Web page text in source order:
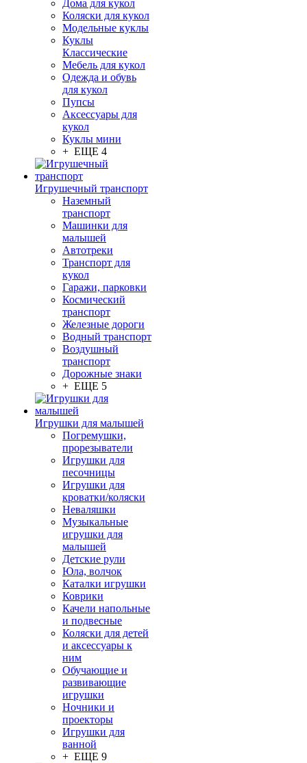
Дома для кукол
Коляски для кукол
Модельные куклы
Куклы
Классические
Мебель для кукол
Одежда и обувь
для кукол
Пупсы
Аксессуары для
кукол
Куклы мини
+ ЕЩЕ 4
Игрушечный транспорт
Наземный
транспорт
Машинки для
малышей
Автотреки
Транспорт для
кукол
Гаражи, парковки
Космический
транспорт
Железные дороги
Водный транспорт
Воздушный
транспорт
Дорожные знаки
+ ЕЩЕ 5
Игрушки для малышей
Погремушки,
прорезыватели
Игрушки для
песочницы
Игрушки для
кроватки/коляски
Неваляшки
Музыкальные
игрушки для
малышей
Детские рули
Юла, волчок
Каталки игрушки
Коврики
Качели напольные
и подвесные
Коляски для детей
и аксессуары к
ним
Обучающие и
развивающие
игрушки
Ночники и
проекторы
Игрушки для
ванной
+ ЕЩЕ 9